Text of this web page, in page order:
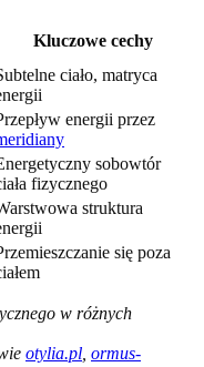
Kluczowe cechy
ciało, matryca
energii przez
sobowtór
fizycznego
struktura
się poza
w różnych
otylia.pl ormus-